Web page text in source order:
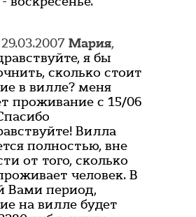
Мария,
я бы
сколько стоит
в вилле? меня
проживание с 15/06
Вилла
полностью, вне
от того, сколько
человек. В
Вами период,
на вилле будет